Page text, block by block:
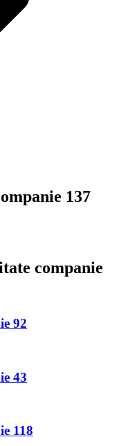
137
companie
92
43
118